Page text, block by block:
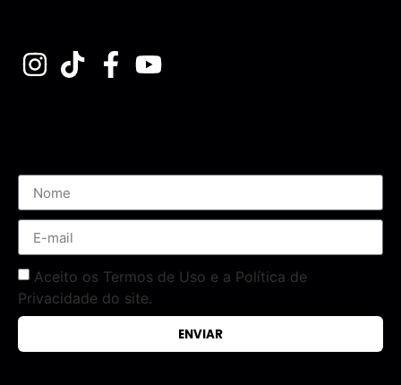
Aceito os Termos de Uso e a Política de
Privacidade do site.
ENVIAR